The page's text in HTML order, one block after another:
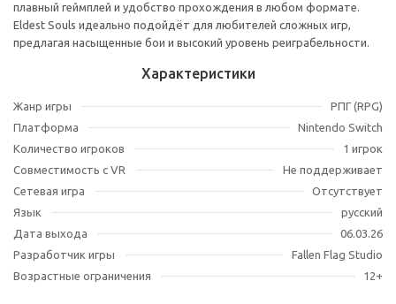
плавный геймплей и удобство прохождения в любом формате.
Eldest Souls идеально подойдёт для любителей сложных игр,
предлагая насыщенные бои и высокий уровень реиграбельности.
Характеристики
Жанр игры
РПГ (RPG)
Платформа
Nintendo Switch
Количество игроков
1 игрок
Совместимость с VR
Не поддерживает
Сетевая игра
Отсутствует
Язык
русский
Дата выхода
06.03.26
Разработчик игры
Fallen Flag Studio
Возрастные ограничения
12+